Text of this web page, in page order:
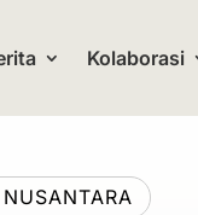
Kolaborasi